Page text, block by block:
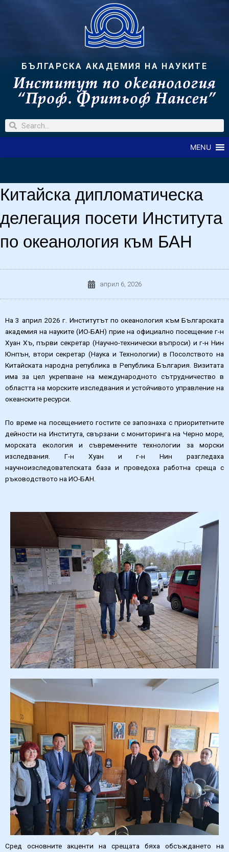
БЪЛГАРСКА АКАДЕМИЯ НА НАУКИТЕ
MENU
Китайска дипломатическа
делегация посети Института
по океанология към БАН
април 6, 2026
На 3 април 2026 г. Институтът по океанология към Българската
академия на науките (ИО-БАН) прие на официално посещение г-н
Хуан Хъ, първи секретар (Научно-технически въпроси) и г-н Нин
Юнпън, втори секретар (Наука и Технологии) в Посолството на
Китайската народна република в Република България. Визитата
има за цел укрепване на международното сътрудничество в
областта на морските изследвания и устойчивото управление на
океанските ресурси.
По време на посещението гостите се запознаха с приоритетните
дейности на Института, свързани с мониторинга на Черно море,
морската екология и съвременните технологии за морски
изследвания. Г-н Хуан и г-н Нин разгледаха
научноизследователската база и проведоха работна среща с
ръководството на ИО-БАН.
Сред основните акценти на срещата бяха обсъждането на